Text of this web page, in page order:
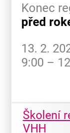
Konec
před
13. 2.
9:00 –
Školení
VHH